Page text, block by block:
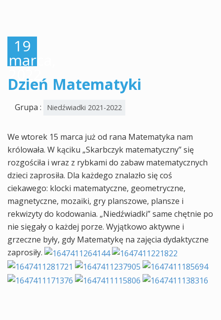
19
marca,
2022
Dzień Matematyki
Grupa : Niedźwiadki 2021-2022
We wtorek 15 marca już od rana Matematyka nam
królowała. W kąciku „Skarbczyk matematyczny” się
rozgościła i wraz z rybkami do zabaw matematycznych
dzieci zaprosiła. Dla każdego znalazło się coś
ciekawego: klocki matematyczne, geometryczne,
magnetyczne, mozaiki, gry planszowe, plansze i
rekwizyty do kodowania. „Niedźwiadki” same chętnie po
nie sięgały o każdej porze. Wyjątkowo aktywne i
grzeczne były, gdy Matematykę na zajęcia dydaktyczne
zaprosiły.